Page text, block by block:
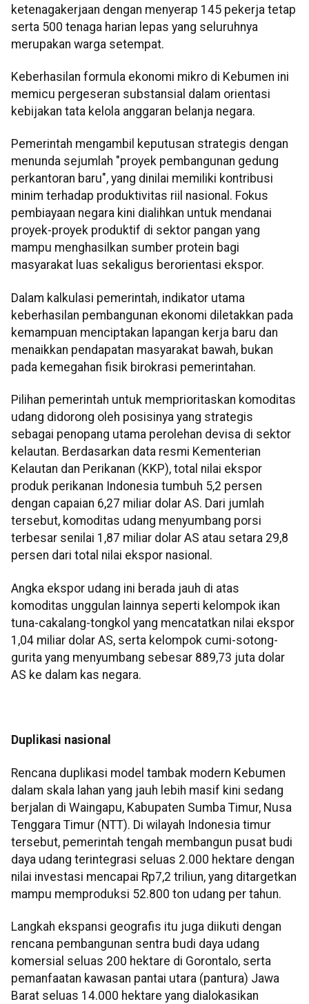
ketenagakerjaan dengan menyerap 145 pekerja tetap
serta 500 tenaga harian lepas yang seluruhnya
merupakan warga setempat.
Keberhasilan formula ekonomi mikro di Kebumen ini
memicu pergeseran substansial dalam orientasi
kebijakan tata kelola anggaran belanja negara.
Pemerintah mengambil keputusan strategis dengan
menunda sejumlah "proyek pembangunan gedung
perkantoran baru", yang dinilai memiliki kontribusi
minim terhadap produktivitas riil nasional. Fokus
pembiayaan negara kini dialihkan untuk mendanai
proyek-proyek produktif di sektor pangan yang
mampu menghasilkan sumber protein bagi
masyarakat luas sekaligus berorientasi ekspor.
Dalam kalkulasi pemerintah, indikator utama
keberhasilan pembangunan ekonomi diletakkan pada
kemampuan menciptakan lapangan kerja baru dan
menaikkan pendapatan masyarakat bawah, bukan
pada kemegahan fisik birokrasi pemerintahan.
Pilihan pemerintah untuk memprioritaskan komoditas
udang didorong oleh posisinya yang strategis
sebagai penopang utama perolehan devisa di sektor
kelautan. Berdasarkan data resmi Kementerian
Kelautan dan Perikanan (KKP), total nilai ekspor
produk perikanan Indonesia tumbuh 5,2 persen
dengan capaian 6,27 miliar dolar AS. Dari jumlah
tersebut, komoditas udang menyumbang porsi
terbesar senilai 1,87 miliar dolar AS atau setara 29,8
persen dari total nilai ekspor nasional.
Angka ekspor udang ini berada jauh di atas
komoditas unggulan lainnya seperti kelompok ikan
tuna-cakalang-tongkol yang mencatatkan nilai ekspor
1,04 miliar dolar AS, serta kelompok cumi-sotong-
gurita yang menyumbang sebesar 889,73 juta dolar
AS ke dalam kas negara.
Duplikasi nasional
Rencana duplikasi model tambak modern Kebumen
dalam skala lahan yang jauh lebih masif kini sedang
berjalan di Waingapu, Kabupaten Sumba Timur, Nusa
Tenggara Timur (NTT). Di wilayah Indonesia timur
tersebut, pemerintah tengah membangun pusat budi
daya udang terintegrasi seluas 2.000 hektare dengan
nilai investasi mencapai Rp7,2 triliun, yang ditargetkan
mampu memproduksi 52.800 ton udang per tahun.
Langkah ekspansi geografis itu juga diikuti dengan
rencana pembangunan sentra budi daya udang
komersial seluas 200 hektare di Gorontalo, serta
pemanfaatan kawasan pantai utara (pantura) Jawa
Barat seluas 14.000 hektare yang dialokasikan